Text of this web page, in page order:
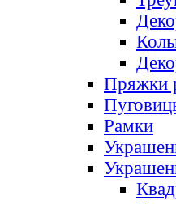
Пряжки
Рамки